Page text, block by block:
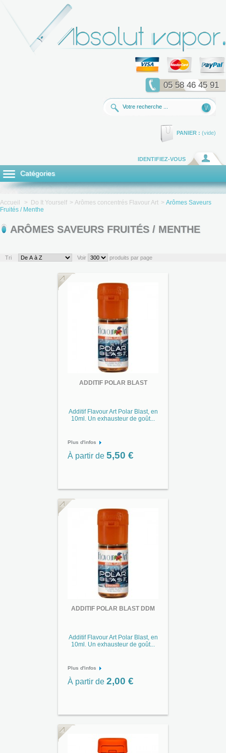
05 58 46 45 91
PANIER : (vide)
IDENTIFIEZ-VOUS
Catégories
Accueil > Do It Yourself > Arômes concentrés Flavour Art > Arômes Saveurs
Fruités / Menthe
ARÔMES SAVEURS FRUITÉS / MENTHE
Tri Voir produits par page
ADDITIF POLAR BLAST
Additif Flavour Art Polar Blast, en
10ml. Un exhausteur de goût...
Plus d'infos
À partir de 5,50 €
ADDITIF POLAR BLAST DDM
Additif Flavour Art Polar Blast, en
10ml. Un exhausteur de goût...
Plus d'infos
À partir de 2,00 €